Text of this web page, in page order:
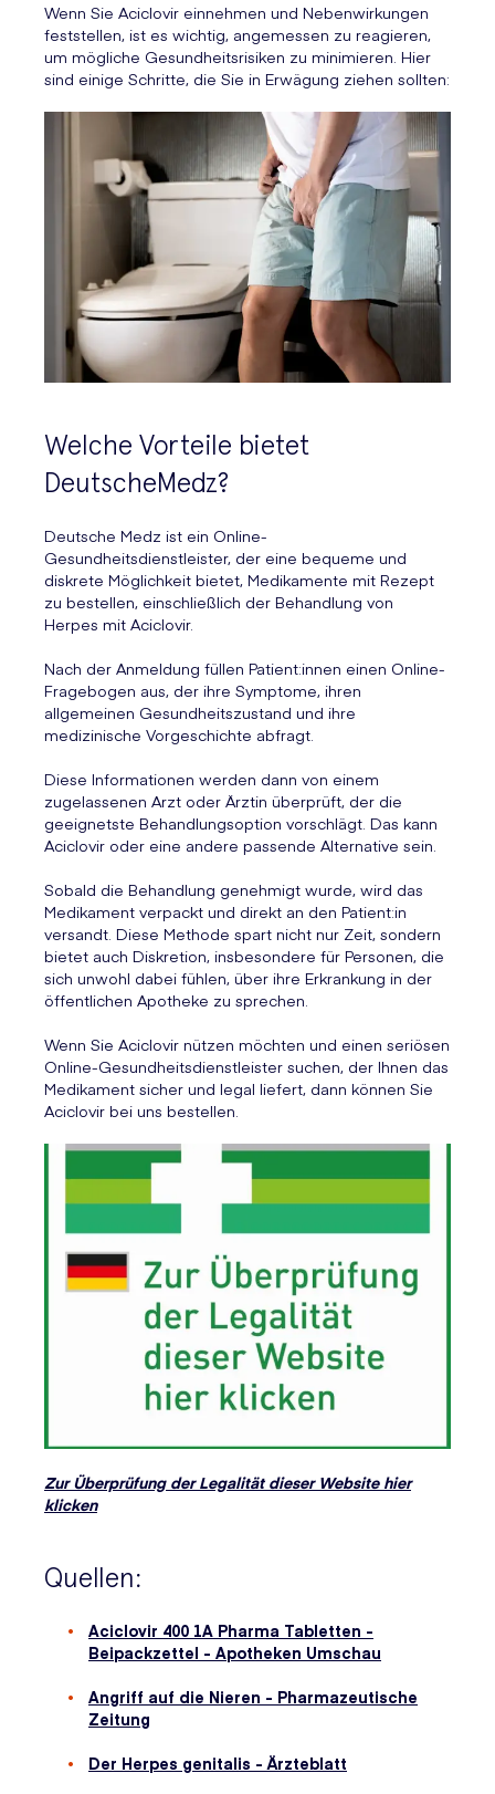
Wenn Sie Aciclovir einnehmen und Nebenwirkungen
feststellen, ist es wichtig, angemessen zu reagieren,
um mögliche Gesundheitsrisiken zu minimieren. Hier
sind einige Schritte, die Sie in Erwägung ziehen sollten:
Welche Vorteile bietet
DeutscheMedz?
Deutsche Medz ist ein Online-
Gesundheitsdienstleister, der eine bequeme und
diskrete Möglichkeit bietet, Medikamente mit Rezept
zu bestellen, einschließlich der Behandlung von
Herpes mit Aciclovir.
Nach der Anmeldung füllen Patient:innen einen Online-
Fragebogen aus, der ihre Symptome, ihren
allgemeinen Gesundheitszustand und ihre
medizinische Vorgeschichte abfragt.
Diese Informationen werden dann von einem
zugelassenen Arzt oder Ärztin überprüft, der die
geeignetste Behandlungsoption vorschlägt. Das kann
Aciclovir oder eine andere passende Alternative sein.
Sobald die Behandlung genehmigt wurde, wird das
Medikament verpackt und direkt an den Patient:in
versandt. Diese Methode spart nicht nur Zeit, sondern
bietet auch Diskretion, insbesondere für Personen, die
sich unwohl dabei fühlen, über ihre Erkrankung in der
öffentlichen Apotheke zu sprechen.
Wenn Sie Aciclovir nützen möchten und einen seriösen
Online-Gesundheitsdienstleister suchen, der Ihnen das
Medikament sicher und legal liefert, dann können Sie
Aciclovir bei uns bestellen.
Zur Überprüfung der Legalität dieser Website hier
klicken
Quellen:
Aciclovir 400 1A Pharma Tabletten -
Beipackzettel - Apotheken Umschau
Angriff auf die Nieren - Pharmazeutische
Zeitung
Der Herpes genitalis - Ärzteblatt